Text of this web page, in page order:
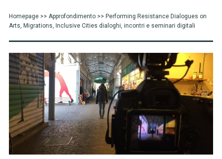
Homepage>> Approfondimento>> Performing Resistance Dialogues on
Arts, Migrations, Inclusive Cities dialoghi, incontri e seminari digitali